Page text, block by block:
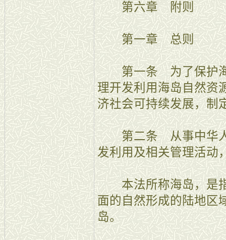
第六章 附则
第一章 总则
第一条 为了保护海
理开发利用海岛自然资
济社会可持续发展，制
第二条 从事中华人
发利用及相关管理活动
本法所称海岛，是指
面的自然形成的陆地区
岛。